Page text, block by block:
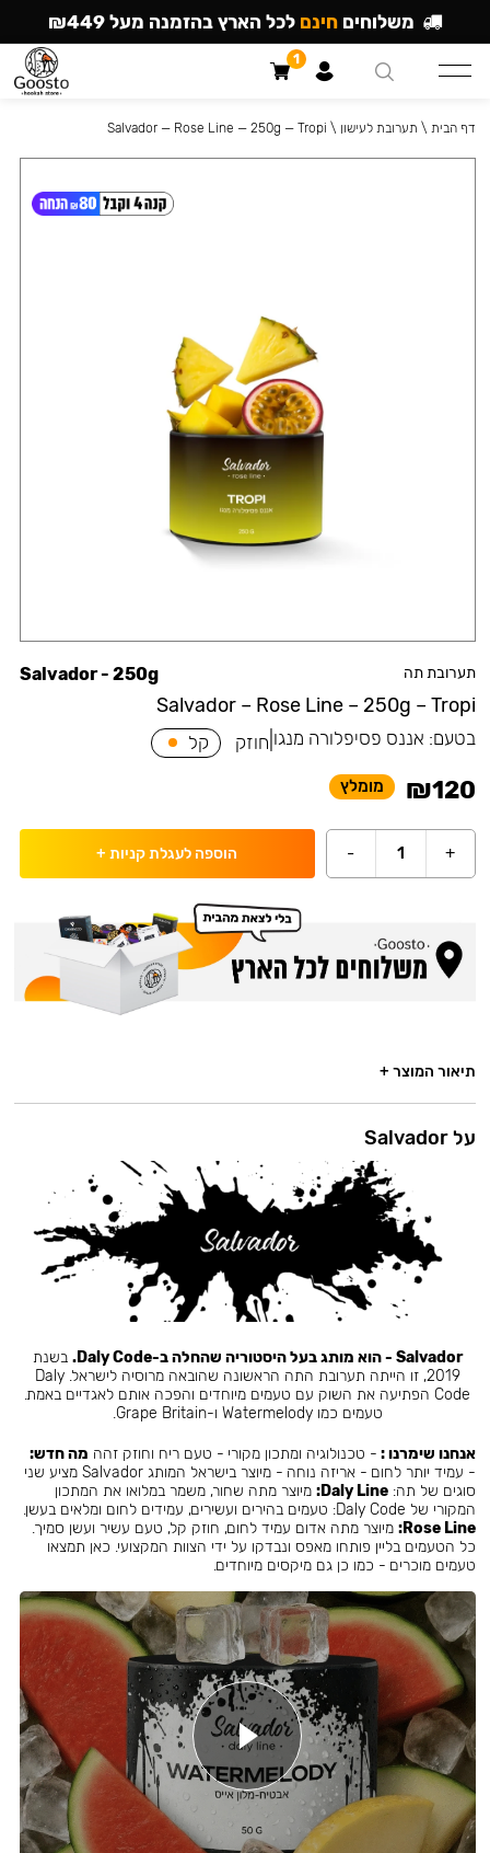
תערובת תה
Salvador – Rose Line – 250g – Tropi
Salvador - 250g
בטעם: אננס פסיפלורה מנגו חוזק קל
₪120 מומלץ
+
1
- הוספה לעגלת קניות +
דף הבית \ תערובת לעישון \
Salvador — Rose Line — 250g — Tropi
תיאור המוצר +
על Salvador
Salvador - הוא מותג בעל היסטוריה שהחלה ב-Daly Code.
בשנת
2019, זו הייתה תערובת התה הראשונה שהובאה מרוסיה לישראל. Daly
Code הפתיעה את השוק עם טעמים מיוחדים והפכה אותם לאגדיים באמת.
טעמים כמו Watermelody ו-Grape Britain.
אנחנו שימרנו : - טכנולוגיה ומתכון מקורי - טעם ריח וחוזק זהה מה חדש:
- עמיד יותר לחום - אריזה נוחה - מיוצר בישראל המותג Salvador מציע שני
סוגים של תה:Daly Line: מיוצר מתה שחור, משמר במלואו את המתכון
המקורי של Daly Code: טעמים בהירים ועשירים, עמידים לחום ומלאים בעשן.
Rose Line: מיוצר מתה אדום עמיד לחום, חוזק קל, טעם עשיר ועשן סמיך.
כל הטעמים בליין פותחו מאפס ונבדקו על ידי הצוות המקצועי. כאן תמצאו
טעמים מוכרים - כמו כן גם מיקסים מיוחדים.
משלוחים חינם לכל הארץ בהזמנה מעל ₪449
1